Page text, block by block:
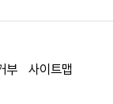
부 사이트맵